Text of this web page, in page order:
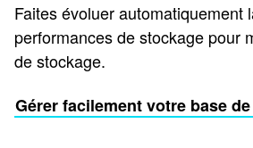
Faites évoluer automatiquement
performances de stockage pour
de stockage.
Gérer facilement votre base